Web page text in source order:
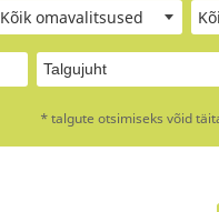
Kõik omavalitsused
* talgute otsimiseks võid